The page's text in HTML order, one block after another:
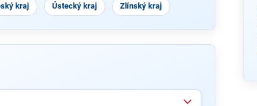
kraj Ústecký kraj Zlínský kraj